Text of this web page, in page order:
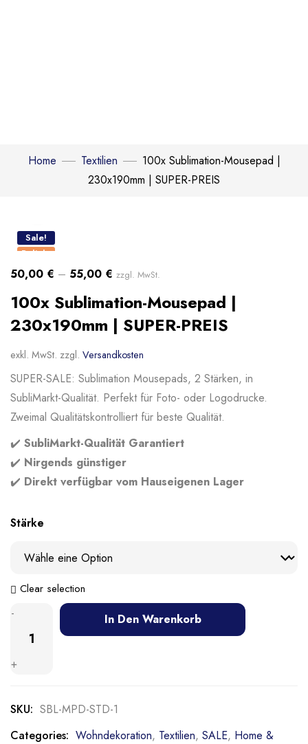
Home Textilien
100x Sublimation-Mousepad |
230x190mm | SUPER-PREIS
Sale!
Beliebt
50,00 € – 55,00 € zzgl. MwSt.
100x Sublimation-Mousepad |
230x190mm | SUPER-PREIS
exkl. MwSt. zzgl. Versandkosten
SUPER-SALE: Sublimation Mousepads, 2 Stärken, in
SubliMarkt-Qualität. Perfekt für Foto- oder Logodrucke.
Zweimal Qualitätskontrolliert für beste Qualität.
✔️ SubliMarkt-Qualität Garantiert
✔️ Nirgends günstiger
✔️ Direkt verfügbar vom Hauseigenen Lager
Stärke
Clear selection
-
+
In Den Warenkorb
SKU: SBL-MPD-STD-1
Categories: Wohndekoration, Textilien, SALE, Home &